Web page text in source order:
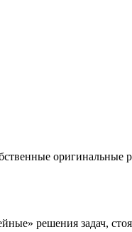
оригинальные
решения задач,